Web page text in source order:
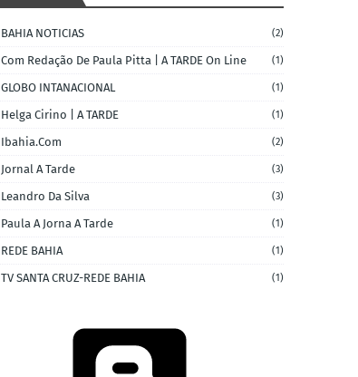
BAHIA NOTICIAS (2)
Com Redação De Paula Pitta | A TARDE On Line (1)
GLOBO INTANACIONAL (1)
Helga Cirino | A TARDE (1)
Ibahia.com (2)
Jornal A Tarde (3)
Leandro Da Silva (3)
Paula A Jorna A Tarde (1)
REDE BAHIA (1)
TV SANTA CRUZ-REDE BAHIA (1)